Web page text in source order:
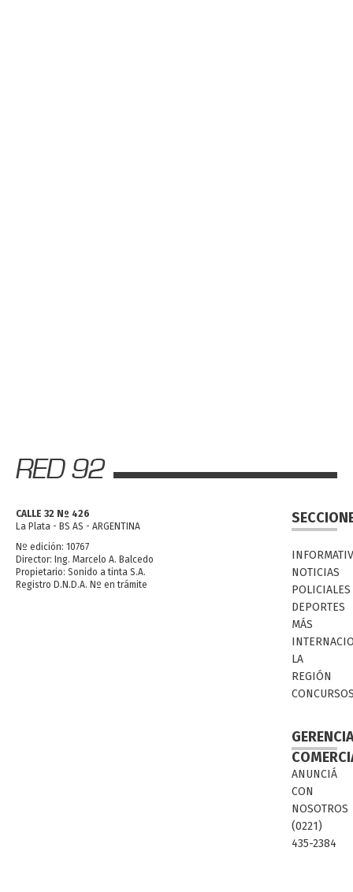
CALLE 32 Nº 426
La Plata - BS AS - ARGENTINA
Nº edición: 10767
Director: Ing. Marcelo A. Balcedo
Propietario: Sonido a tinta S.A.
Registro D.N.D.A. Nº en trámite
NOTICIAS
POLICIALES
DEPORTES
MÁS
LA
REGIÓN
ANUNCIÁ
CON
NOSOTROS
(0221)
435-2384